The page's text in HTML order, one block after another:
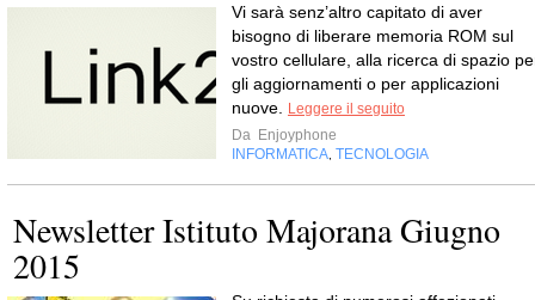
Vi sarà senz’altro capitato di aver
bisogno di liberare memoria ROM sul
vostro cellulare, alla ricerca di spazio
gli aggiornamenti o per applicazioni
nuove.
Leggere il seguito
Da Enjoyphone
INFORMATICA TECNOLOGIA
Newsletter Istituto Majorana Giugno
2015